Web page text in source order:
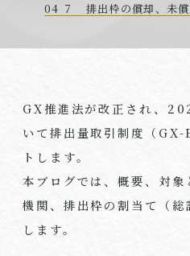
7 排出枠の償却、未償
GX推進法が改正され、
いて排出量取引制度（
トします。
本ブログでは、概要、対
機関、排出枠の割当て（
します。